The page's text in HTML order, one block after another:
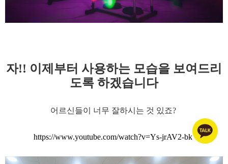
자!! 이제부터 사용하는 모습을 보여드리
도록 하겠습니다
어르신들이 너무 잘하시는 것 있죠?
https://www.youtube.com/watch?v=Ys-jrAV2-bk